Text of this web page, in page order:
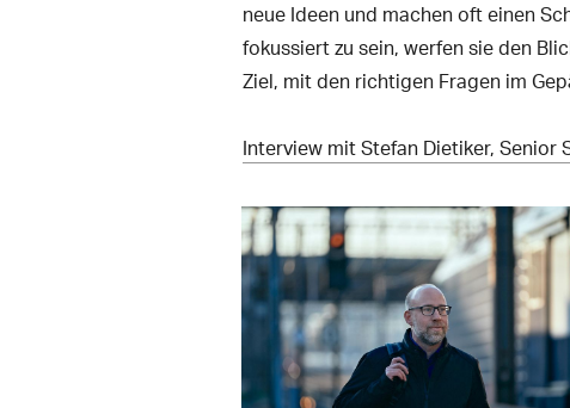
neue Ideen und machen oft einen
fokussiert zu sein, werfen sie den
Ziel, mit den richtigen Fragen im
Interview mit Stefan Dietiker, Senior